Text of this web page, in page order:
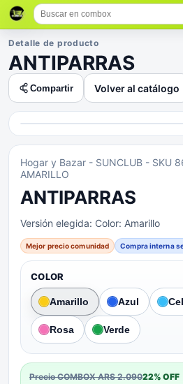
Detalle de producto
ANTIPARRAS
Compartir Volver al catálogo
Hogar y Bazar - SUNCLUB - SKU
AMARILLO
ANTIPARRAS
Versión elegida: Color: Amarillo
Mejor precio comunidad Compra interna
COLOR
Amarillo Azul
Rosa Verde
Precio COMBOXARS 2.09022% OFF